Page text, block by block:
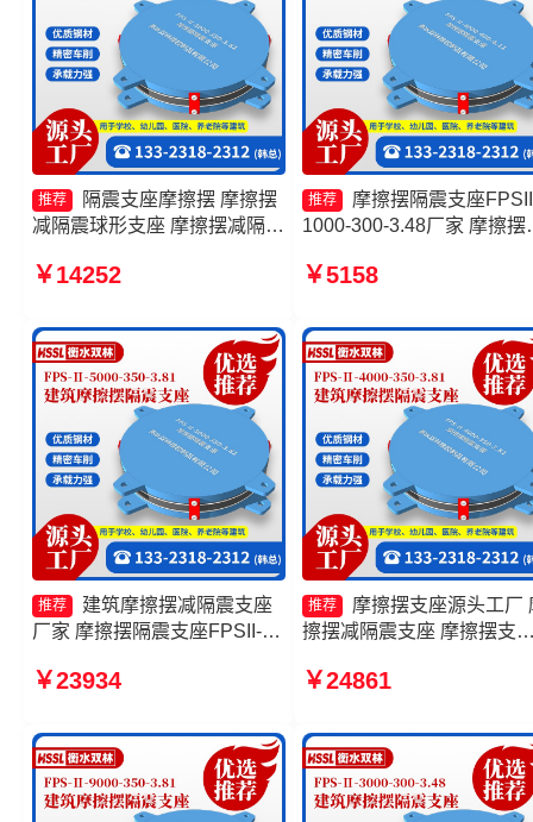
推荐
隔震支座摩擦摆 摩擦摆
减隔震球形支座 摩擦摆减隔震
源头工厂
￥14252
推荐
摩擦摆隔震支座
1000-300-3.48厂家 摩擦摆
源头工厂 建筑摩擦隔震支
产厂家
￥5158
推荐
建筑摩擦摆减隔震支座
厂家 摩擦摆隔震支座FPSII-
FPS-Ⅱ-2000-500-3.8生产厂
家
￥23934
推荐
摩擦摆支座源头工厂
擦摆减隔震支座 摩擦摆支
筑摩擦摆隔震支座(FPS)生
￥24861